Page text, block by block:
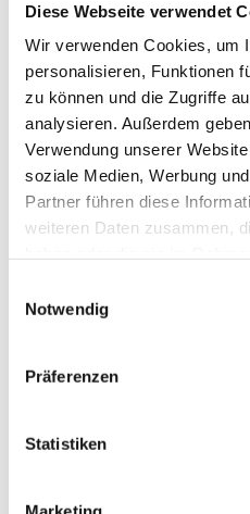
Diese Webseite verwendet
Wir verwenden Cookies, um
personalisieren, Funktionen
zu können und die Zugriffe
analysieren. Außerdem
Verwendung unserer
soziale Medien, Werbung
Partner führen diese
weiteren Daten zusammen,
Notwendig
Präferenzen
Statistiken
Vorläufige Zeitenteilung:
Sa. vorm.: 1,2; nachm.: 3,4
So. vorm.: 5,6; nachm.: 7,8,9
Ergebnisse:
Zu den Ergebnissen auf
Prüfungen